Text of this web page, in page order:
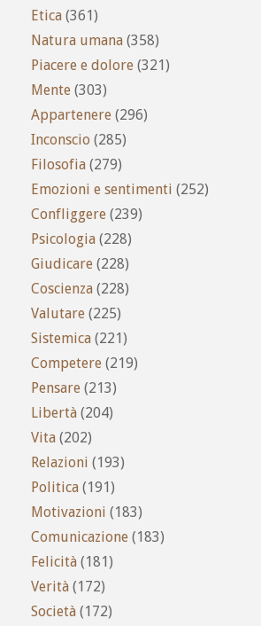
Etica (361)
Natura umana (358)
Piacere e dolore (321)
Mente (303)
Appartenere (296)
Inconscio (285)
Filosofia (279)
Emozioni e sentimenti (252)
Confliggere (239)
Psicologia (228)
Giudicare (228)
Coscienza (228)
Valutare (225)
Sistemica (221)
Competere (219)
Pensare (213)
Libertà (204)
Vita (202)
Relazioni (193)
Politica (191)
Motivazioni (183)
Comunicazione (183)
Felicità (181)
Verità (172)
Società (172)